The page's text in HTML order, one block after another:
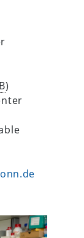
)